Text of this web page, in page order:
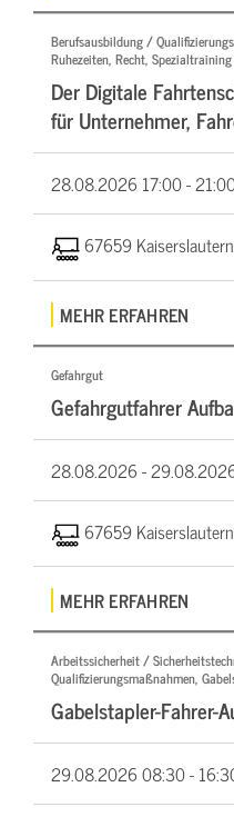
Berufsausbildung /
Ruhezeiten, Recht,
Der Digitale
für Unternehmer,
28.08.2026 17:00 -
67659 Kaiserslautern
MEHR ERFAHREN
Gefahrgut
Gefahrgutfahrer
28.08.2026 -
67659 Kaiserslautern
MEHR ERFAHREN
Arbeitssicherheit /
Qualifizierungsmaßnahmen,
Gabelstapler-Fahrer-
29.08.202608:30 -